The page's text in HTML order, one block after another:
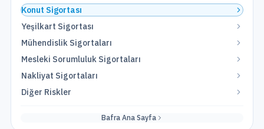
Konut Sigortası
Yeşilkart Sigortası
Mühendislik Sigortaları
Mesleki Sorumluluk Sigortaları
Nakliyat Sigortaları
Diğer Riskler
BafraAna Sayfa